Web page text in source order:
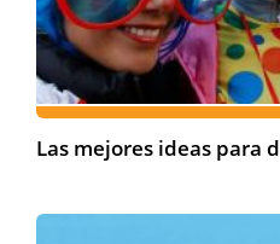
Las mejores ideas para